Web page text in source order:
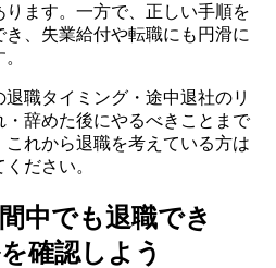
ります。一方で、正しい手順を
、失業給付や転職にも円滑に
職タイミング・途中退社のリ
・辞めた後にやるべきことまで
れから退職を考えている方は
ださい。
中でも退職でき
確認しよう